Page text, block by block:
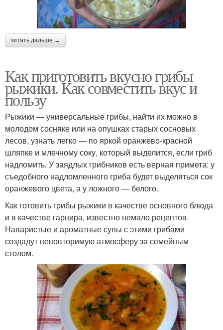
читать дальше →
Как приготовить вкусно грибы
рыжики. Как совместить вкус и
пользу
Рыжики — универсальные грибы, найти их можно в
молодом сосняке или на опушках старых сосновых
лесов, узнать легко — по яркой оранжево-красной
шляпке и млечному соку, который выделится, если гриб
надломить. У заядлых грибников есть верная примета: у
съедобного надломленного гриба будет выделяться сок
оранжевого цвета, а у ложного — белого.
Как готовить грибы рыжики в качестве основного блюда
и в качестве гарнира, известно немало рецептов.
Наваристые и ароматные супы с этими грибами
создадут неповторимую атмосферу за семейным
столом.